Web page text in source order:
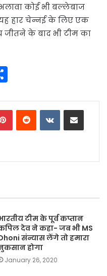
कोई भी बल्लेबाज
हार चेन्नई के लिए एक
के बाद भी टीम का
ar
e
PinterestReddit VKontakteShare via Email
टीम के पूर्व कप्तान
देव ने कहा- जब भी MS
संन्यास लेंगे तो हमारा
होगा
January 26, 2020